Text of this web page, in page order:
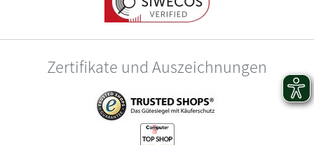
Zertifikate und Auszeichnungen